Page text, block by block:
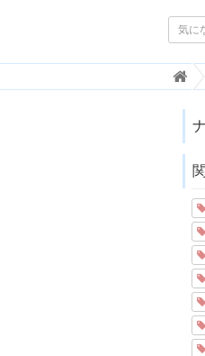
韓
国
レ
情
・
韓
国
ま
と
め
J
O